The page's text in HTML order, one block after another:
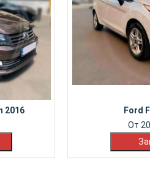
2016
Ford
От 20